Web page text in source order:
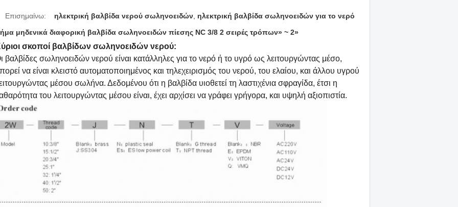
Επισημαίνω: ηλεκτρική βαλβίδα νερού σωληνοειδών ηλεκτρική βαλβίδα σωληνοειδών για το νερό
μηδενικά διαφορική βαλβίδα σωληνοειδών πίεσης NC 3/8 2 σειρές τρόπων» ~ 2»
σκοποί βαλβίδων σωληνοειδών νερού:
βαλβίδες σωληνοειδών νερού είναι κατάλληλες για το νερό ή το υγρό ως λειτουργώντας μέσο,
να είναι κλειστό αυτοματοποιημένος και τηλεχειρισμός του νερού, του ελαίου, και άλλου υγρού
μέσου σωλήνα. Δεδομένου ότι η βαλβίδα υιοθετεί τη λαστιχένια σφραγίδα, έτσι η
του λειτουργώντας μέσου είναι, έχει αρχίσει να γράφει γρήγορα, και υψηλή αξιοπιστία.